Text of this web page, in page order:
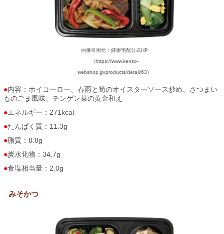
画像引用元：健康宅配公式HP
（https://www.kenko-
webshop.jp/products/detail/63）
内容：ホイコーロー、春雨と筍のオイスターソース炒め、さつまい
ものごま風味、チンゲン菜の黄金和え
エネルギー：271kcal
たんぱく質：11.3g
脂質：8.8g
炭水化物：34.7g
食塩相当量：2.0g
みそかつ